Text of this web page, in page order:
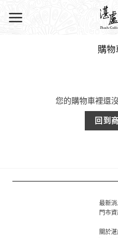
購物
您的購物車裡還
回到
最新消
門市
關於湛